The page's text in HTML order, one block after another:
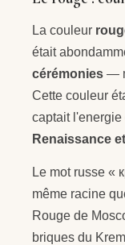
La couleur
était
cérémonies —
Cette couleur
captait l'energie
Renaissance
Le mot russe «
même racine
Rouge de
briques du